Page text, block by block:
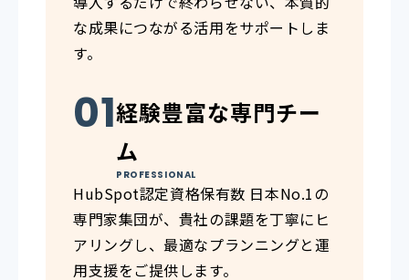
な成果につながる活用をサポートしま
す。
経験豊富な専門チー
ム
PROFESSIONAL
HubSpot認定資格保有数 日本No.1の
専門家集団が、貴社の課題を丁寧にヒ
アリングし、最適なプランニングと運
用支援をご提供します。